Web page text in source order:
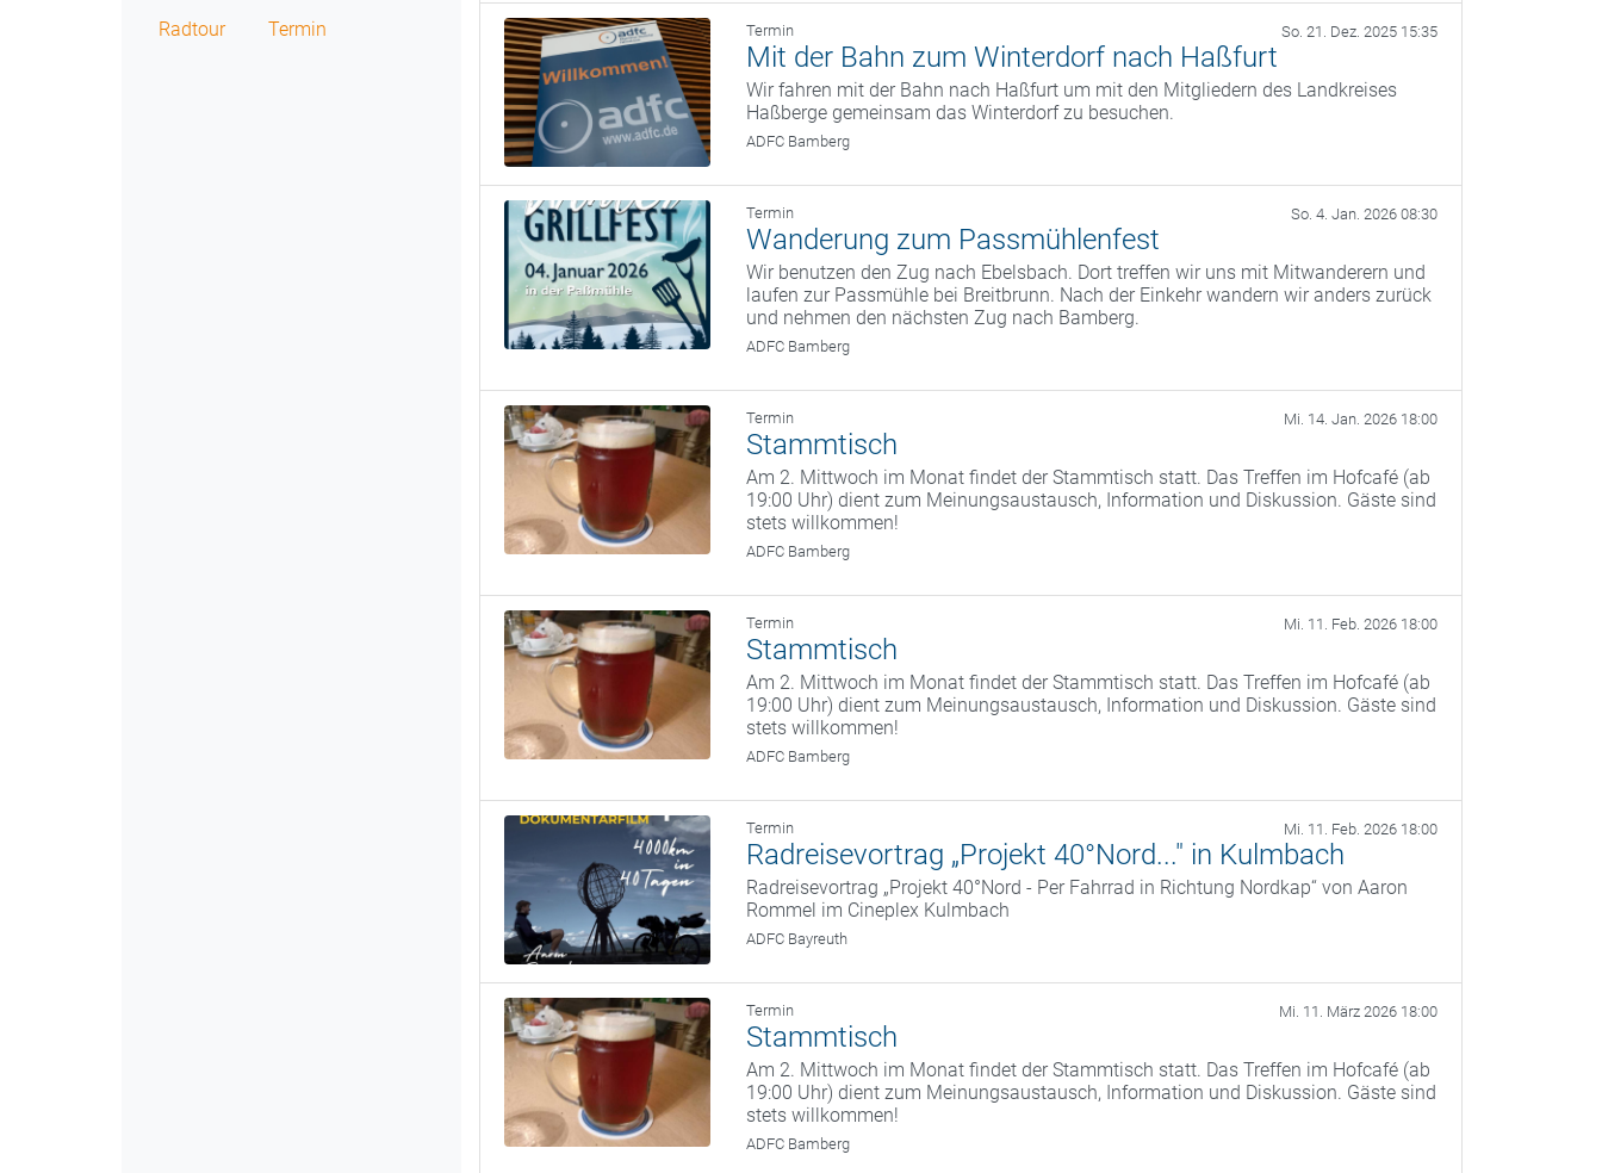
Radtour Termin Termin So. 21. Dez. 2025 15:35
Mit der Bahn zum Winterdorf nach Haßfurt
Wir fahren mit der Bahn nach Haßfurt um mit den Mitgliedern des Landkreises
Haßberge gemeinsam das Winterdorf zu besuchen.
ADFC Bamberg
Termin So. 4. Jan. 2026 08:30
Wanderung zum Passmühlenfest
Wir benutzen den Zug nach Ebelsbach. Dort treffen wir uns mit Mitwanderern und
laufen zur Passmühle bei Breitbrunn. Nach der Einkehr wandern wir anders zurück
und nehmen den nächsten Zug nach Bamberg.
ADFC Bamberg
Termin Mi. 14. Jan. 2026 18:00
Stammtisch
Am 2. Mittwoch im Monat findet der Stammtisch statt. Das Treffen im Hofcafé (ab
19:00 Uhr) dient zum Meinungsaustausch, Information und Diskussion. Gäste sind
stets willkommen!
ADFC Bamberg
Termin Mi. 11. Feb. 2026 18:00
Stammtisch
Am 2. Mittwoch im Monat findet der Stammtisch statt. Das Treffen im Hofcafé (ab
19:00 Uhr) dient zum Meinungsaustausch, Information und Diskussion. Gäste sind
stets willkommen!
ADFC Bamberg
Termin Mi. 11. Feb. 2026 18:00
Radreisevortrag „Projekt 40°Nord..." in Kulmbach
Radreisevortrag „Projekt 40°Nord - Per Fahrrad in Richtung Nordkap“ von Aaron
Rommel im Cineplex Kulmbach
ADFC Bayreuth
Termin Mi. 11. März 2026 18:00
Stammtisch
Am 2. Mittwoch im Monat findet der Stammtisch statt. Das Treffen im Hofcafé (ab
19:00 Uhr) dient zum Meinungsaustausch, Information und Diskussion. Gäste sind
stets willkommen!
ADFC Bamberg